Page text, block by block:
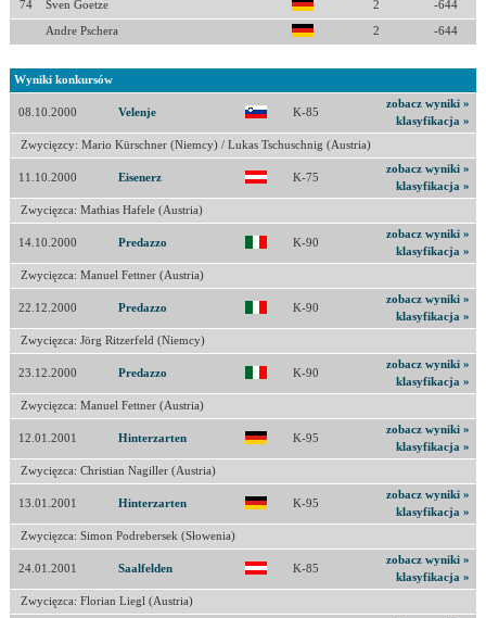
74 Sven Goetze 2 -644
Andre Pschera 2 -644
Wyniki konkursów
08.10.2000 Velenje K-85
zobacz wyniki »
klasyfikacja »
Zwycięzcy: Mario Kürschner (Niemcy) / Lukas Tschuschnig (Austria)
11.10.2000 Eisenerz K-75
zobacz wyniki »
klasyfikacja »
Zwycięzca: Mathias Hafele (Austria)
14.10.2000 Predazzo K-90
zobacz wyniki »
klasyfikacja »
Zwycięzca: Manuel Fettner (Austria)
22.12.2000 Predazzo K-90
zobacz wyniki »
klasyfikacja »
Zwycięzca: Jörg Ritzerfeld (Niemcy)
23.12.2000 Predazzo K-90
zobacz wyniki »
klasyfikacja »
Zwycięzca: Manuel Fettner (Austria)
12.01.2001 Hinterzarten K-95
zobacz wyniki »
klasyfikacja »
Zwycięzca: Christian Nagiller (Austria)
13.01.2001 Hinterzarten K-95
zobacz wyniki »
klasyfikacja »
Zwycięzca: Simon Podrebersek (Słowenia)
24.01.2001 Saalfelden K-85
zobacz wyniki »
klasyfikacja »
Zwycięzca: Florian Liegl (Austria)